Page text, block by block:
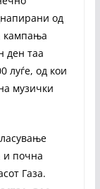
од
кампања
ден таа
луѓе, од кои
музички
и почна
Газа.